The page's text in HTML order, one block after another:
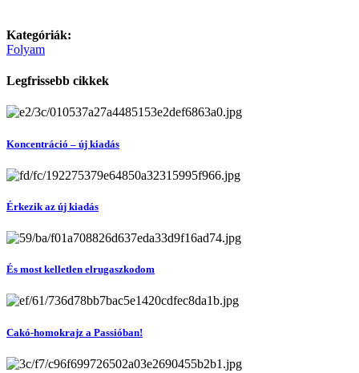
Kategóriák:
Folyam
Legfrissebb cikkek
Koncentráció – új kiadás
Érkezik az új kiadás
És most kelletlen elrugaszkodom
Cakó-homokrajz a Passióban!